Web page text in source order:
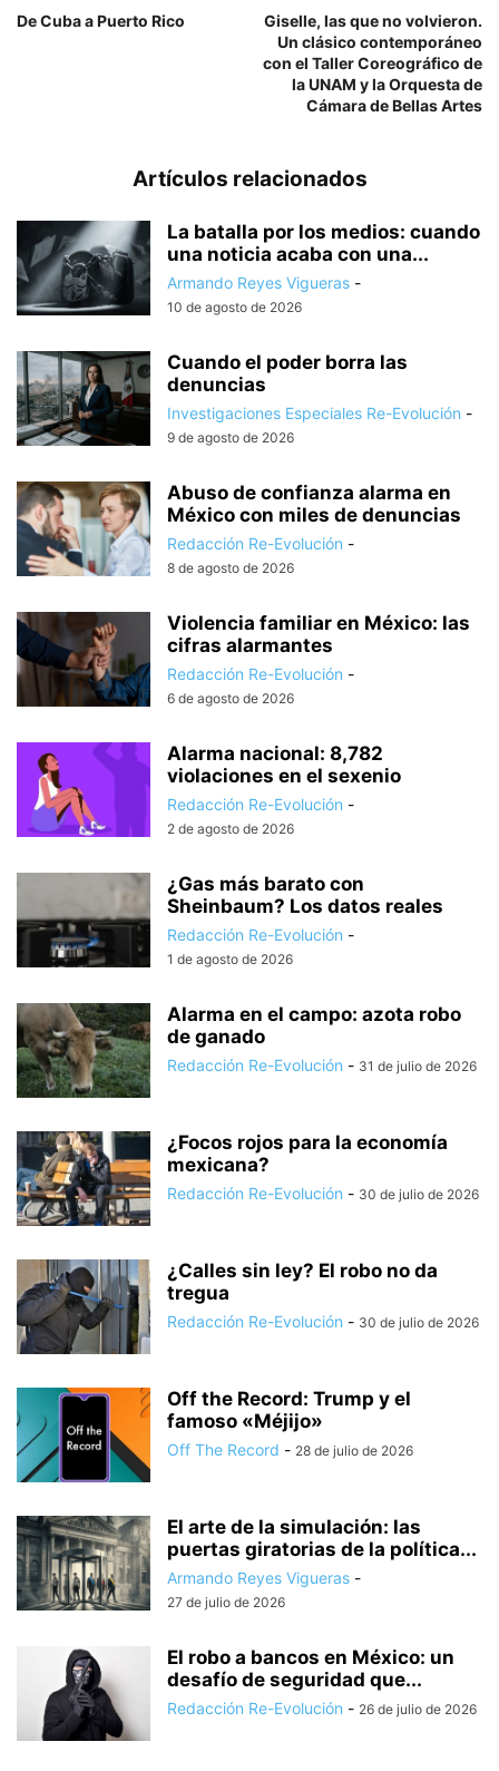
De Cuba a Puerto Rico
Giselle, las que no volvieron.
Un clásico contemporáneo
con el Taller Coreográfico de
la UNAM y la Orquesta de
Cámara de Bellas Artes
Artículos relacionados
La batalla por los medios: cuando
una noticia acaba con una...
Armando Reyes Vigueras -
10 de agosto de 2026
Cuando el poder borra las
denuncias
Investigaciones Especiales Re-Evolución -
9 de agosto de 2026
Abuso de confianza alarma en
México con miles de denuncias
Redacción Re-Evolución -
8 de agosto de 2026
Violencia familiar en México: las
cifras alarmantes
Redacción Re-Evolución -
6 de agosto de 2026
Alarma nacional: 8,782
violaciones en el sexenio
Redacción Re-Evolución -
2 de agosto de 2026
¿Gas más barato con
Sheinbaum? Los datos reales
Redacción Re-Evolución -
1 de agosto de 2026
Alarma en el campo: azota robo
de ganado
Redacción Re-Evolución - 31 de julio de 2026
¿Focos rojos para la economía
mexicana?
Redacción Re-Evolución - 30 de julio de 2026
¿Calles sin ley? El robo no da
tregua
Redacción Re-Evolución - 30 de julio de 2026
Off the Record: Trump y el
famoso «Méjijo»
Off The Record - 28 de julio de 2026
El arte de la simulación: las
puertas giratorias de la política...
Armando Reyes Vigueras -
27 de julio de 2026
El robo a bancos en México: un
desafío de seguridad que...
Redacción Re-Evolución - 26 de julio de 2026